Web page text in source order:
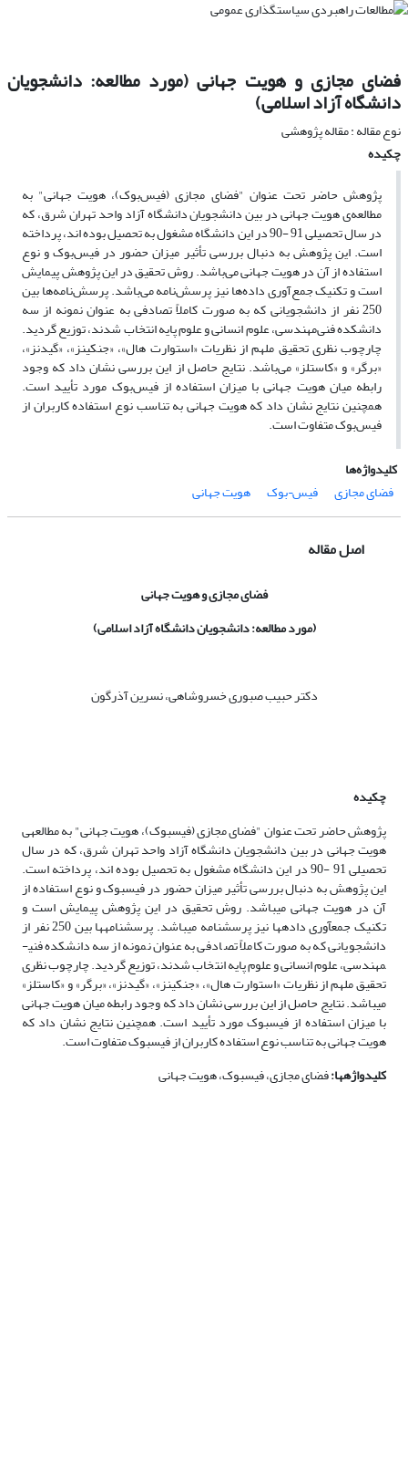
فضای مجازی و هویت جهانی (مورد مطالعه: دانشجویان
دانشگاه آزاد اسلامی)
نوع مقاله : مقاله پژوهشی
چکیده
پژوهش حاضر تحت عنوان "فضای مجازی (فیس‌بوک)، هویت جهانی" به
مطالعه‌ی هویت جهانی در بین دانشجویان دانشگاه آزاد واحد تهران شرق، که
در سال تحصیلی 91 -90 در این دانشگاه مشغول به تحصیل بوده اند، پرداخته
است. این پژوهش به دنبال بررسی تأثیر میزان حضور در فیس‌بوک و نوع
استفاده از آن در هویت جهانی می‌باشد. روش تحقیق در این پژوهش پیمایش
است و تکنیک جمع‌آوری داده‌ها نیز پرسش‌نامه می‌باشد. پرسش‌نامه‌ها بین
250 نفر از دانشجویانی که به صورت کاملاً تصادفی به عنوان نمونه از سه
دانشکده فنی‌مهندسی، علوم انسانی و علوم پایه انتخاب شدند، توزیع گردید.
چارچوب نظری تحقیق ملهم از نظریات «استوارت هال»، «جنکینز»، «گیدنز»،
«برگر» و «کاستلز» می‌باشد. نتایج حاصل از این بررسی نشان داد که وجود
رابطه‌ میان هویت جهانی با میزان استفاده از فیس‌بوک مورد تأیید است.
همچنین نتایج نشان داد که هویت جهانی به تناسب نوع استفاده کاربران از
فیس‌بوک متفاوت است.
کلیدواژه‌ها
فضای مجازی
فیس¬بوک هویت جهانی
اصل مقاله
فضای مجازی و هویت جهانی
(مورد مطالعه: دانشجویان دانشگاه آزاد اسلامی)
دکتر حبیب صبوری خسروشاهی، نسرین آذرگون
چکیده
پژوهش حاضر تحت عنوان "فضای مجازی (فیس­بوک)، هویت جهانی" به مطالعه­ی
هویت جهانی در بین دانشجویان دانشگاه آزاد واحد تهران شرق، که در سال
تحصیلی 91 -90 در این دانشگاه مشغول به تحصیل بوده اند، پرداخته است.
این پژوهش به دنبال بررسی تأثیر میزان حضور در فیس­بوک و نوع استفاده از
آن در هویت جهانی می­باشد. روش تحقیق در این پژوهش پیمایش است و
تکنیک جمع­آوری داده­ها نیز پرسش­نامه می­باشد. پرسش­نامه­ها بین 250 نفر از
دانشجویانی که به صورت کاملاً تصادفی به عنوان نمونه از سه دانشکده فنی­
مهندسی، علوم انسانی و علوم پایه انتخاب شدند، توزیع گردید. چارچوب نظری
تحقیق ملهم از نظریات «استوارت هال»، «جنکینز»، «گیدنز»، «برگر» و «کاستلز»
می­باشد. نتایج حاصل از این بررسی نشان داد که وجود رابطه­ میان هویت جهانی
با میزان استفاده از فیس­بوک مورد تأیید است. همچنین نتایج نشان داد که
هویت جهانی به تناسب نوع استفاده کاربران از فیس­بوک متفاوت است.
کلیدواژه­ها:فضای مجازی، فیس­بوک، هویت جهانی